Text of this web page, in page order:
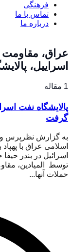
فرهنگی
تماس با ما
درباره ما
عراق، مقاومت
اسراییل،
1 مقاله
پالایشگاه نفت
گرفت
به گزارش نظرپرس و
اسلامی عراق با
اسرائیل در بندر
توسط المیادین،
حملات آنها...